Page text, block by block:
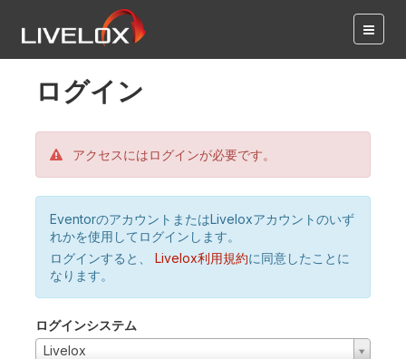
ログイン
アクセスにはログインが必要です。
EventorのアカウントまたはLiveloxアカウントのいず
れかを使用してログインします。
ログインすると、
Livelox利用規約に同意したことに
なります。
ログインシステム
Livelox